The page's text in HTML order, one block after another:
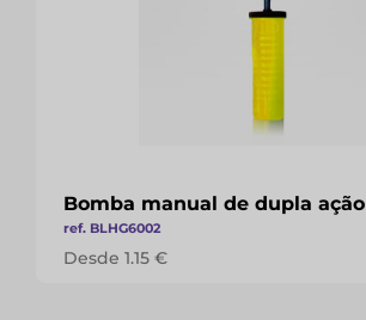
Bomba manual de dupla ação
ref. BLHG6002
Desde 1.15 €